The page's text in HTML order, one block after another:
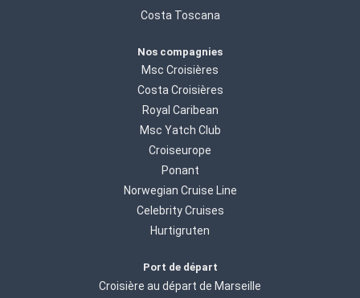
Costa Toscana
Nos compagnies
Msc Croisières
Costa Croisières
Royal Caribean
Msc Yatch Club
Croiseurope
Ponant
Norwegian Cruise Line
Celebrity Cruises
Hurtigruten
Port de départ
Croisière au départ de Marseille